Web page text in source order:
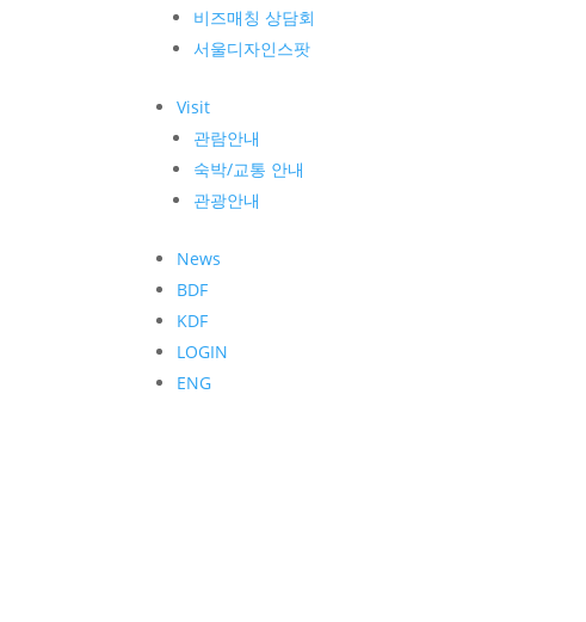
비즈매칭 상담회
서울디자인스팟
Visit
관람안내
숙박/교통 안내
관광안내
News
BDF
KDF
LOGIN
ENG